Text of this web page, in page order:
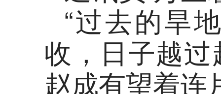
“过去的旱
收，日子越
赵成有望着连